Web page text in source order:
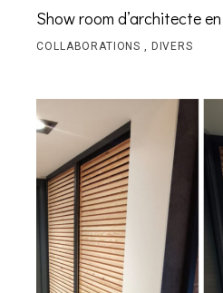
Show room d’architecte
COLLABORATIONS DIVERS